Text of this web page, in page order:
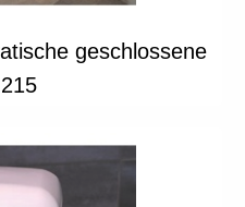
geschlossene